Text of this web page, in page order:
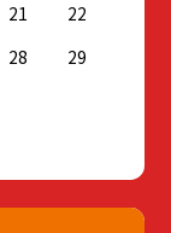
21
22
28
29